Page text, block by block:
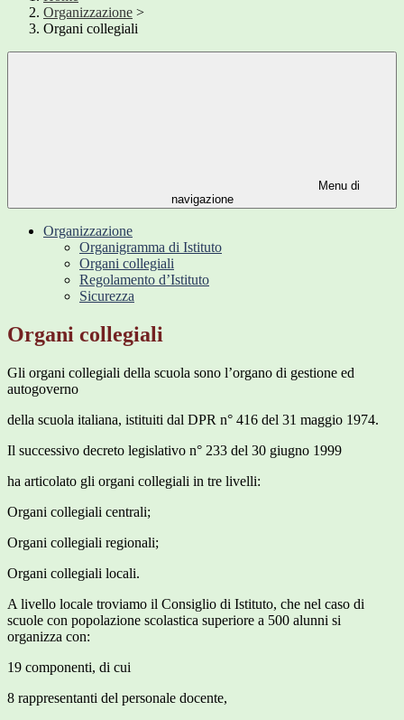
Organizzazione >
Organi collegiali
Menu di
navigazione
Organizzazione
Organigramma di Istituto
Organi collegiali
Regolamento d’Istituto
Sicurezza
Organi collegiali
Gli organi collegiali della scuola sono l’organo di gestione ed
autogoverno
della scuola italiana, istituiti dal DPR n° 416 del 31 maggio 1974.
Il successivo decreto legislativo n° 233 del 30 giugno 1999
ha articolato gli organi collegiali in tre livelli:
Organi collegiali centrali;
Organi collegiali regionali;
Organi collegiali locali.
A livello locale troviamo il Consiglio di Istituto, che nel caso di
scuole con popolazione scolastica superiore a 500 alunni si
organizza con:
19 componenti, di cui
8 rappresentanti del personale docente,